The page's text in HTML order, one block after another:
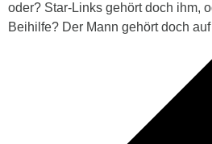
oder? Star-Links gehört doch ihm,
Beihilfe? Der Mann gehört doch